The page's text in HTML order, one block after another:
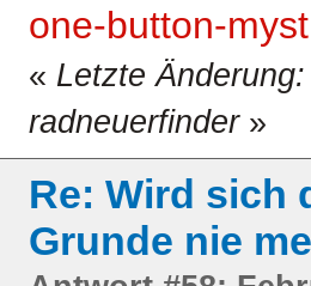
one-button-
« Letzte
radneuerfinder»
Re: Wird sich
Grunde nie